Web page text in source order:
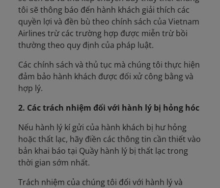
tôi sẽ thông báo đến hành khách giải thích các
quyền lợi và đền bù theo chính sách của Vietnam
Airlines trừ các trường hợp được miễn trừ bồi
thường theo quy định của pháp luật.
Các chính sách và thủ tục mà chúng tôi thực hiện
đảm bảo hành khách được đối xử công bằng và
hợp lý.
2. Các trách nhiệm đối với hành lý bị hỏng hóc
Nếu hành lý kí gửi của hành khách bị hư hỏng
hoặc thất lạc, hãy điền các thông tin cần thiết vào
bản khai báo tại Quầy hành lý bị thất lạc trong
thời gian sớm nhất.
Trách nhiệm của chúng tôi đối với hành lý và